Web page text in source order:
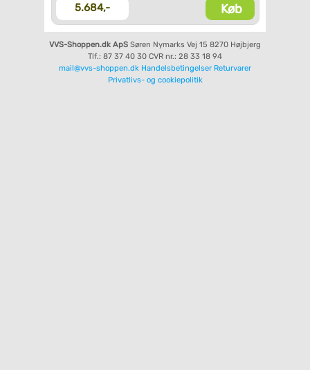
5.684,- Køb
VVS-Shoppen.dk ApS Søren Nymarks Vej 15 8270 Højbjerg
Tlf.: 87 37 40 30 CVR nr.: 28 33 18 94
mail@vvs-shoppen.dk Handelsbetingelser Returvarer
Privatlivs- og cookiepolitik